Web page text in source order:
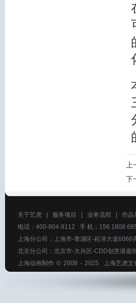
下
关于艺虎 服务项目 业务流程 作品
电话：400-804-9112 手 机：156 1808
上海分公司：上海市-青浦区-崧泽大道6066
北京分公司：北京市-大兴区-CDD创意港嘉
上海动画制作 © 2008 - 2025 上海艺虎文